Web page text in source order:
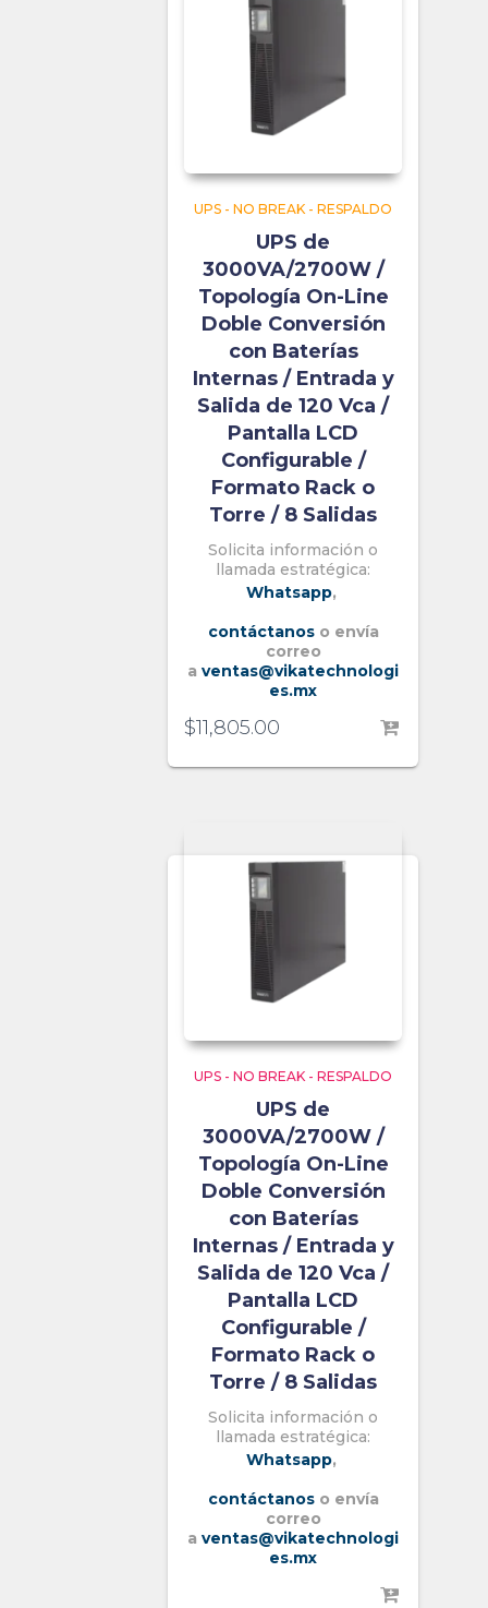
UPS - NO BREAK - RESPALDO
UPS de
3000VA/2700W /
Topología On-Line
Doble Conversión
con Baterías
Internas / Entrada y
Salida de 120 Vca /
Pantalla LCD
Configurable /
Formato Rack o
Torre / 8 Salidas
Solicita información o
llamada estratégica:
Whatsapp,
contáctanos o envía
correo
a ventas@vikatechnologi
es.mx
$11,805.00
UPS - NO BREAK - RESPALDO
UPS de
3000VA/2700W /
Topología On-Line
Doble Conversión
con Baterías
Internas / Entrada y
Salida de 120 Vca /
Pantalla LCD
Configurable /
Formato Rack o
Torre / 8 Salidas
Solicita información o
llamada estratégica:
Whatsapp,
contáctanos o envía
correo
a ventas@vikatechnologi
es.mx